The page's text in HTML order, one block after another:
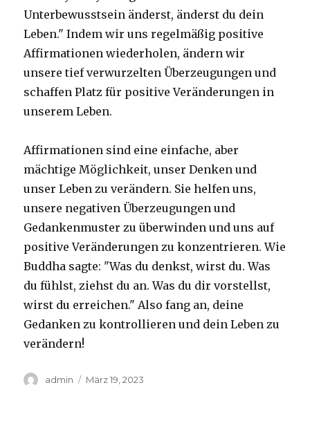
Unterbewusstsein änderst, änderst du dein
Leben." Indem wir uns regelmäßig positive
Affirmationen wiederholen, ändern wir
unsere tief verwurzelten Überzeugungen und
schaffen Platz für positive Veränderungen in
unserem Leben.
Affirmationen sind eine einfache, aber
mächtige Möglichkeit, unser Denken und
unser Leben zu verändern. Sie helfen uns,
unsere negativen Überzeugungen und
Gedankenmuster zu überwinden und uns auf
positive Veränderungen zu konzentrieren. Wie
Buddha sagte: "Was du denkst, wirst du. Was
du fühlst, ziehst du an. Was du dir vorstellst,
wirst du erreichen." Also fang an, deine
Gedanken zu kontrollieren und dein Leben zu
verändern!
Autor
admin
Veröffentlicht
März 19, 2023